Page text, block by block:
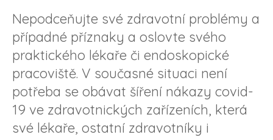
Nepodceňujte své zdravotní problémy a
případné příznaky a oslovte svého
praktického lékaře či endoskopické
pracoviště. V současné situaci není
potřeba se obávat šíření nákazy covid-
19 ve zdravotnických zařízeních, která
své lékaře, ostatní zdravotníky i